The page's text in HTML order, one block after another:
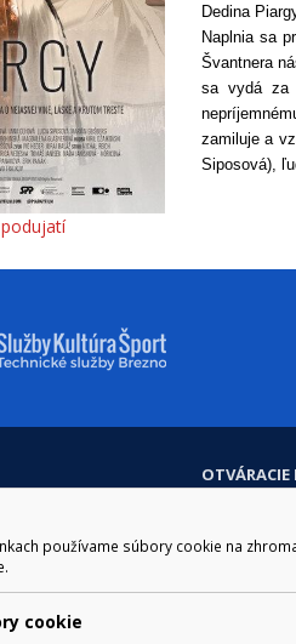
používame súbory cookie na
cookie
Dedina
Naplnia sa
Švantnera
sa vydá za
zamiluje a
Siposová),
Obedňajšia